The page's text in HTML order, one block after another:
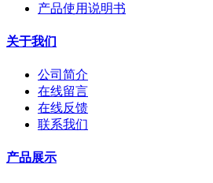
产品使用说明书
关于我们
公司简介
在线留言
在线反馈
联系我们
产品展示